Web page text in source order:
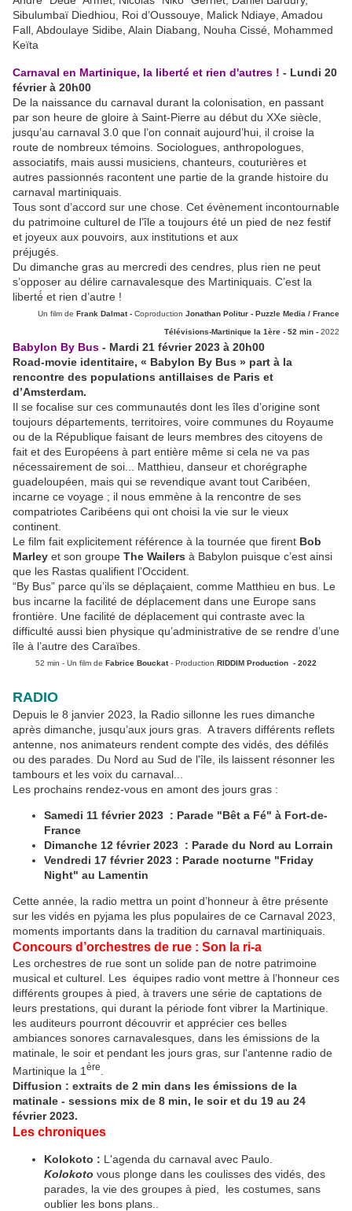
Sibulumbaï Diedhiou, Roi d’Oussouye, Malick Ndiaye, Amadou
Fall, Abdoulaye Sidibe, Alain Diabang, Nouha Cissé, Mohammed
Keïta
Carnaval en Martinique, la liberté et rien d'autres ! - Lundi 20
février à 20h00
De la naissance du carnaval durant la colonisation, en passant
par son heure de gloire à Saint-Pierre au début du XXe siècle,
jusqu’au carnaval 3.0 que l’on connait aujourd’hui, il croise la
route de nombreux témoins. Sociologues, anthropologues,
associatifs, mais aussi musiciens, chanteurs, couturières et
autres passionnés racontent une partie de la grande histoire du
carnaval martiniquais.
Tous sont d’accord sur une chose. Cet évènement incontournable
du patrimoine culturel de l’île a toujours été un pied de nez festif
et joyeux aux pouvoirs, aux institutions et aux
préjugés.
Du dimanche gras au mercredi des cendres, plus rien ne peut
s’opposer au délire carnavalesque des Martiniquais. C’est la
liberté́ et rien d’autre !
Un film de Frank Dalmat - Coproduction Jonathan Politur - Puzzle Media / France
Télévisions-Martinique la 1ère - 52 min - 2022
Babylon By Bus - Mardi 21 février 2023 à 20h00
Road-movie identitaire, « Babylon By Bus » part à la
rencontre des populations antillaises de Paris et
d’Amsterdam.
Il se focalise sur ces communautés dont les îles d’origine sont
toujours départements, territoires, voire communes du Royaume
ou de la République faisant de leurs membres des citoyens de
fait et des Européens à part entière même si cela ne va pas
nécessairement de soi... Matthieu, danseur et chorégraphe
guadeloupéen, mais qui se revendique avant tout Caribéen,
incarne ce voyage ; il nous emmène à la rencontre de ses
compatriotes Caribéens qui ont choisi la vie sur le vieux
continent.
Le film fait explicitement référence à la tournée que firent Bob
Marley et son groupe The Wailers à Babylon puisque c’est ainsi
que les Rastas qualifient l’Occident.
“By Bus” parce qu’ils se déplaçaient, comme Matthieu en bus. Le
bus incarne la facilité de déplacement dans une Europe sans
frontière. Une facilité de déplacement qui contraste avec la
difficulté aussi bien physique qu’administrative de se rendre d’une
île à l’autre des Caraïbes.
52 min - Un film de Fabrice Bouckat- Production RIDDIM Production - 2022
RADIO
Depuis le 8 janvier 2023, la Radio sillonne les rues dimanche
après dimanche, jusqu’aux jours gras. A travers différents reflets
antenne, nos animateurs rendent compte des vidés, des défilés
ou des parades. Du Nord au Sud de l'île, ils laissent résonner les
tambours et les voix du carnaval...
Les prochains rendez-vous en amont des jours gras :
Samedi 11 février 2023 : Parade "Bêt a Fé" à Fort-de-
France
Dimanche 12 février 2023 : Parade du Nord au Lorrain
Vendredi 17 février 2023 : Parade nocturne "Friday
Night" au Lamentin
Cette année, la radio mettra un point d’honneur à être présente
sur les vidés en pyjama les plus populaires de ce Carnaval 2023,
moments importants dans la tradition du carnaval martiniquais.
Concours d’orchestres de rue : Son la ri-a
Les orchestres de rue sont un solide pan de notre patrimoine
musical et culturel. Les équipes radio vont mettre à l’honneur ces
différents groupes à pied, à travers une série de captations de
leurs prestations, qui durant la période font vibrer la Martinique.
les auditeurs pourront découvrir et apprécier ces belles
ambiances sonores carnavalesques, dans les émissions de la
matinale, le soir et pendant les jours gras, sur l'antenne radio de
Martinique la 1 ère
Diffusion : extraits de 2 min dans les émissions de la
matinale - sessions mix de 8 min, le soir et du 19 au 24
février 2023.
Les chroniques
Kolokoto : L'agenda du carnaval avec Paulo.
Kolokoto vous plonge dans les coulisses des vidés, des
parades, la vie des groupes à pied, les costumes, sans
oublier les bons plans..